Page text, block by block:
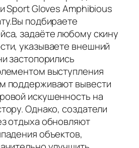
Sport Gloves Amphibious
подбираете
задаёте любому скину
указываете внешний
застопорились
выступления
поддерживают вывести
искушенность на
Однако, создатели
отдыха обновляют
объектов,